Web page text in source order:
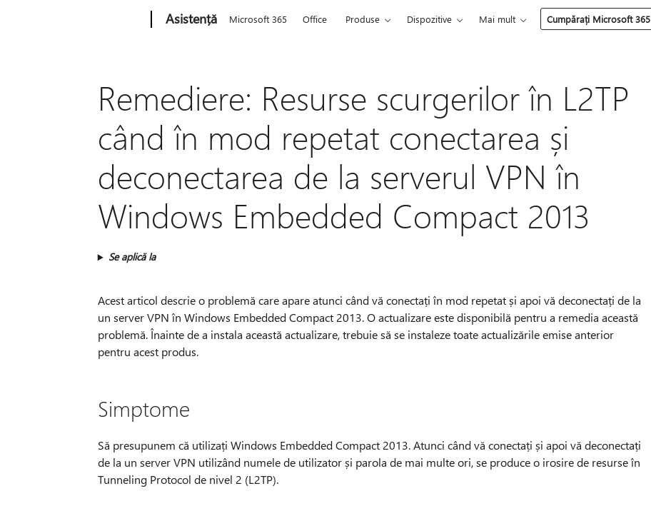
Asistență Microsoft 365 Office Produse Dispozitive Mai mult Cumpărați Microsoft 365
Remediere: Resurse scurgerilor în L2TP
când în mod repetat conectarea și
deconectarea de la serverul VPN în
Windows Embedded Compact 2013
Se aplică la
Acest articol descrie o problemă care apare atunci când vă conectați în mod repetat și apoi vă deconectați de la
un server VPN în Windows Embedded Compact 2013. O actualizare este disponibilă pentru a remedia această
problemă. Înainte de a instala această actualizare, trebuie să se instaleze toate actualizările emise anterior
pentru acest produs.
Simptome
Să presupunem că utilizați Windows Embedded Compact 2013. Atunci când vă conectați și apoi vă deconectați
de la un server VPN utilizând numele de utilizator și parola de mai multe ori, se produce o irosire de resurse în
Tunneling Protocol de nivel 2 (L2TP).